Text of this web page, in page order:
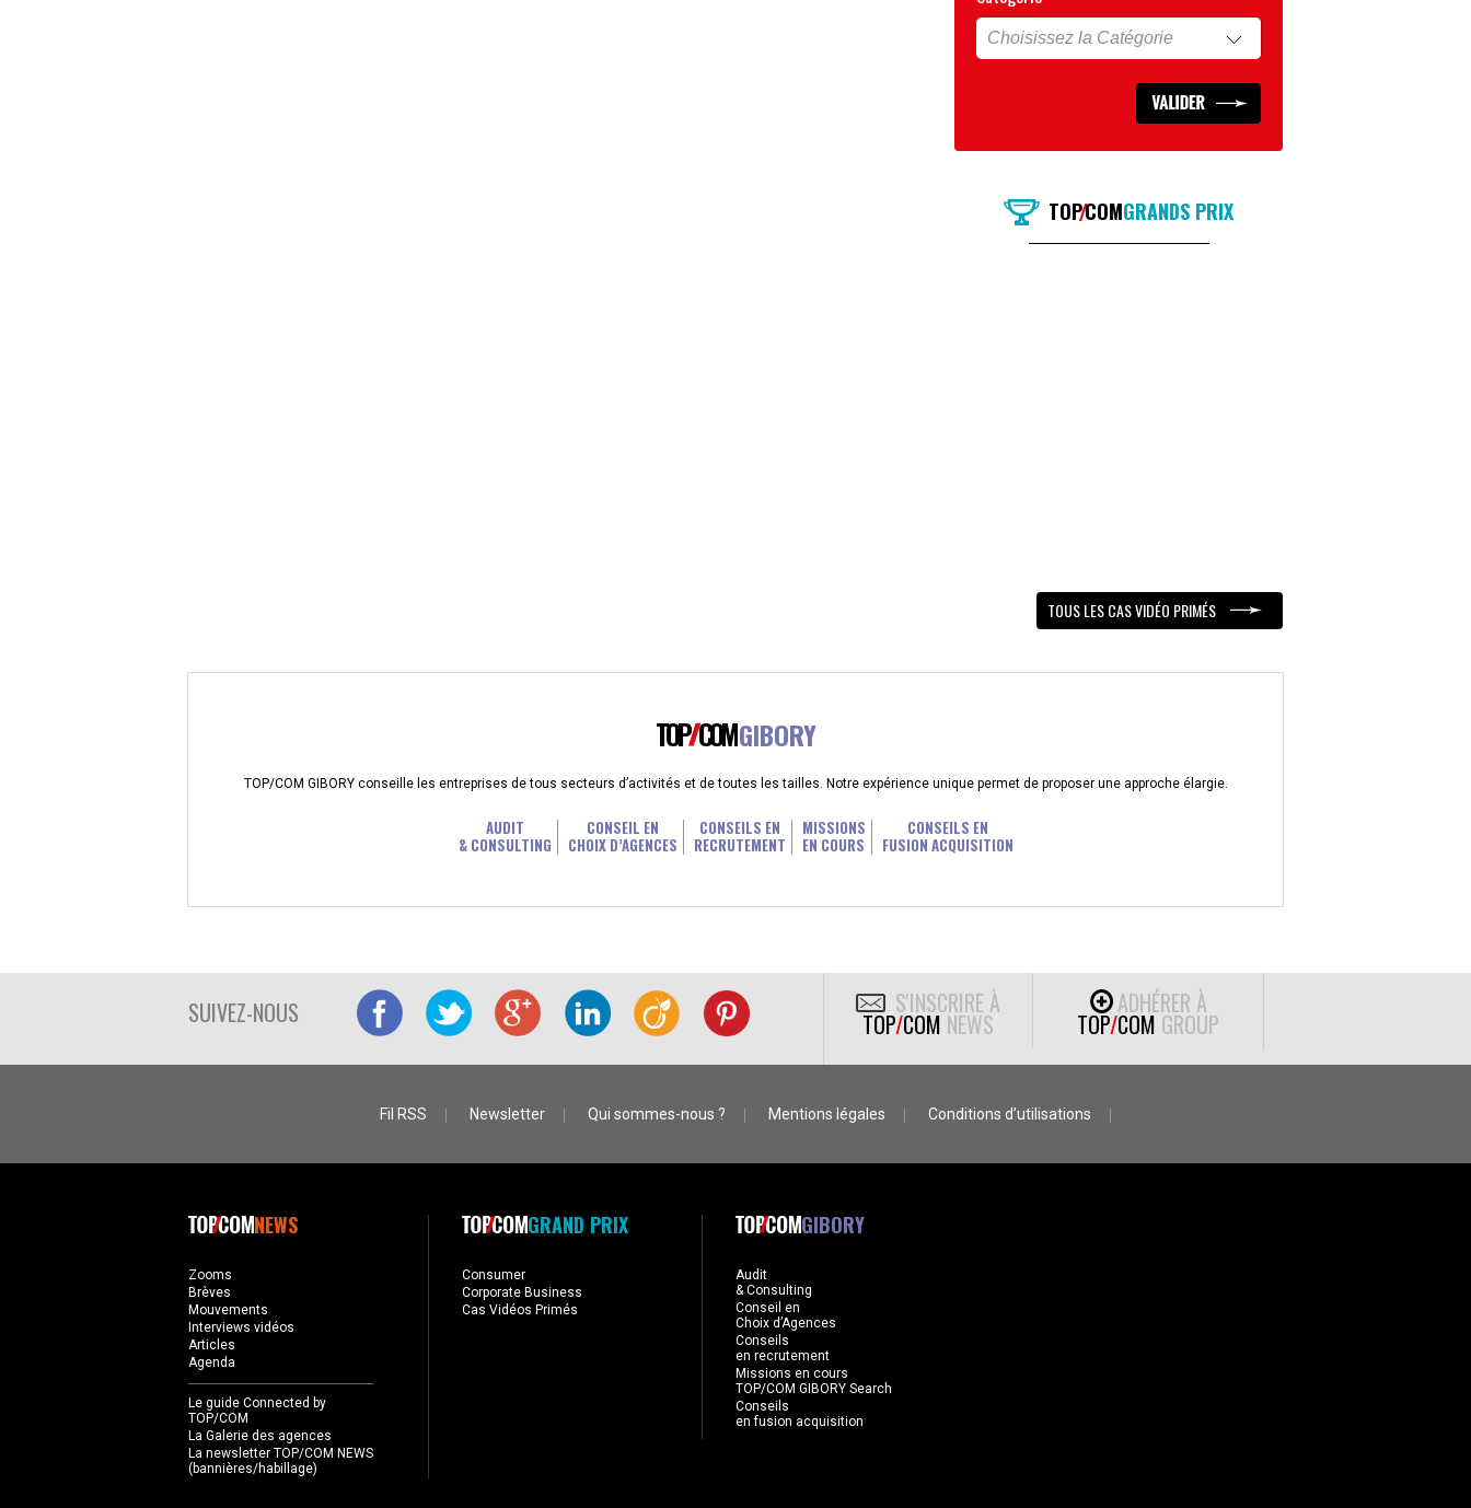
TOP/COMGRANDS PRIX
TOUS LES CAS VIDÉO PRIMÉS
TOP COMGIBORY
TOP/COM GIBORY conseille les entreprises de tous secteurs d’activités et de toutes les tailles. Notre expérience unique permet de proposer une approche élargie.
AUDIT
& CONSULTING
CONSEIL EN
CHOIX D’AGENCES
CONSEILS EN
RECRUTEMENT
MISSIONS
EN COURS
CONSEILS EN
FUSION ACQUISITION
SUIVEZ-NOUS S'INSCRIRE À
TOP/COM NEWS
ADHÉRER À
TOP/COM GROUP
Fil RSS Newsletter Qui sommes-nous ? Mentions légales Conditions d’utilisations
NEWS
Zooms
Brèves
Mouvements
Interviews vidéos
Articles
Agenda
Le guide Connected by
TOP/COM
La Galerie des agences
La newsletter TOP/COM NEWS
(bannières/habillage)
GRAND PRIX
Consumer
Corporate Business
Cas Vidéos Primés
GIBORY
Audit
& Consulting
Conseil en
Choix d’Agences
Conseils
en recrutement
Missions en cours
TOP/COM GIBORY Search
Conseils
en fusion acquisition